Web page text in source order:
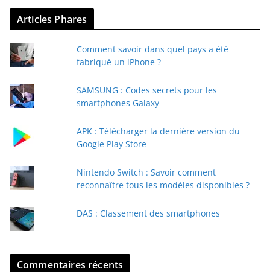
v
r
e
e
-
a
Articles Phares
Comment savoir dans quel pays a été
fabriqué un iPhone ?
SAMSUNG : Codes secrets pour les
smartphones Galaxy
APK : Télécharger la dernière version du
Google Play Store
Nintendo Switch : Savoir comment
reconnaître tous les modèles disponibles ?
DAS : Classement des smartphones
Commentaires récents